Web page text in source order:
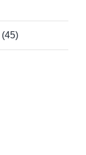
(45)